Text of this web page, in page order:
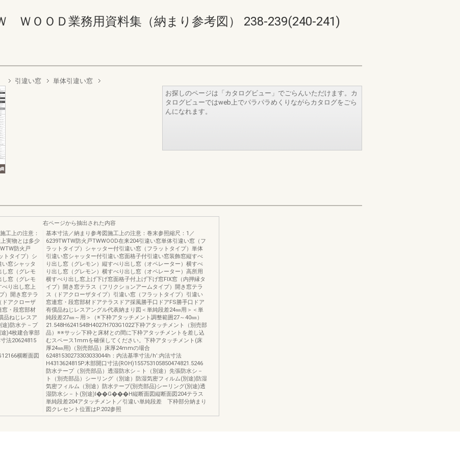
ＷＯＯＤ業務用資料集（納まり参考図） 238-239(240-241)
引違い窓 単体引違い窓
お探しのページは「カタログビュー」でごらんいただけます。カ
タログビューではweb上でパラパラめくりながらカタログをごら
んになれます。
工上の注意：
実物とは多少
防火戸
トタイプ）シ
窓シャッタ
し窓（グレモ
し窓（グレモ
べり出し窓上
）開き窓テラ
ドアクローザ
窓・段窓部材
品ねじレスア
途)防水テ－プ
)4枚建合掌部
法20624815
横断面図
右ページから抽出された内容
基本寸法／納まり参考図施工上の注意：巻末参照縮尺：1／
6239TWTW防火戸TWWOOD在来204引違い窓単体引違い窓（フ
ラットタイプ）シャッター付引違い窓（フラットタイプ）単体
引違い窓シャッター付引違い窓面格子付引違い窓装飾窓縦すべ
り出し窓（グレモン）縦すべり出し窓（オペレーター）横すべ
り出し窓（グレモン）横すべり出し窓（オペレーター）高所用
横すべり出し窓上げ下げ窓面格子付上げ下げ窓FIX窓（内押縁タ
イプ）開き窓テラス（フリクションアームタイプ）開き窓テラ
ス（ドアクローザタイプ）引違い窓（フラットタイプ）引違い
窓連窓・段窓部材ドアテラスドア採風勝手口ドアFS勝手口ドア
有償品ねじレスアングル代表納まり図＜単純段差24㎜用＞＜単
純段差27㎜～用＞（※下枠アタッチメント調整範囲27～40㎜）
21.548H6241548H4027H703G1022下枠アタッチメント（別売部
品）※※サッシ下枠と床材との間に下枠アタッチメントを差し込
むスペース1mmを確保してください。下枠アタッチメント(床
厚24㎜用)（別売部品）床厚24mmの場合
62481530273303033044h：内法基準寸法/h’:内法寸法
H4313624815P木部開口寸法(ROH)155753105850474821.5246
防水テープ（別売部品）透湿防水シ－ト（別途）先張防水シ－
ト（別売部品）シーリング（別途）防湿気密フィルム(別途)防湿
気密フィルム（別途）防水テープ(別売部品)シーリング(別途)透
湿防水シ－ト(別途)I��G���H縦断面図縦断面図204テラス
単純段差204アタッチメント／引違い単純段差 下枠部分納まり
図クレセント位置はP.202参照